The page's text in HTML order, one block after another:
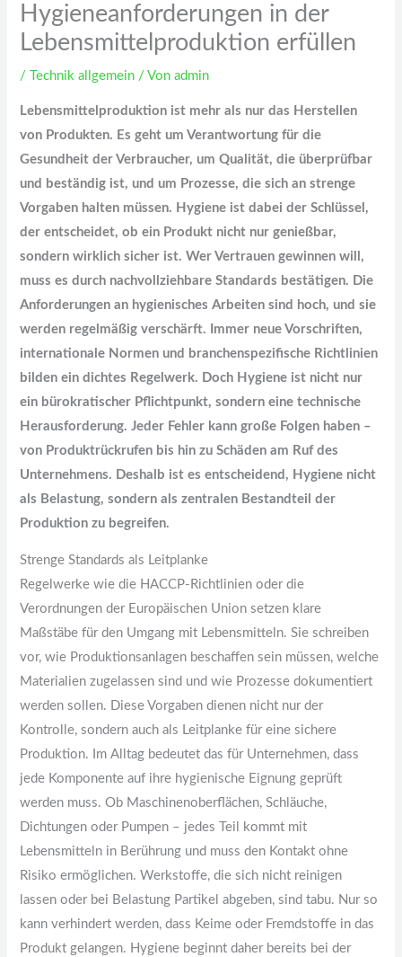
Hygieneanforderungen in der
Lebensmittelproduktion erfüllen
/ Technik allgemein / Vonadmin
Lebensmittelproduktion ist mehr als nur das Herstellen
von Produkten. Es geht um Verantwortung für die
Gesundheit der Verbraucher, um Qualität, die überprüfbar
und beständig ist, und um Prozesse, die sich an strenge
Vorgaben halten müssen. Hygiene ist dabei der Schlüssel,
der entscheidet, ob ein Produkt nicht nur genießbar,
sondern wirklich sicher ist. Wer Vertrauen gewinnen will,
muss es durch nachvollziehbare Standards bestätigen. Die
Anforderungen an hygienisches Arbeiten sind hoch, und sie
werden regelmäßig verschärft. Immer neue Vorschriften,
internationale Normen und branchenspezifische Richtlinien
bilden ein dichtes Regelwerk. Doch Hygiene ist nicht nur
ein bürokratischer Pflichtpunkt, sondern eine technische
Herausforderung. Jeder Fehler kann große Folgen haben –
von Produktrückrufen bis hin zu Schäden am Ruf des
Unternehmens. Deshalb ist es entscheidend, Hygiene nicht
als Belastung, sondern als zentralen Bestandteil der
Produktion zu begreifen.
Strenge Standards als Leitplanke
Regelwerke wie die HACCP-Richtlinien oder die
Verordnungen der Europäischen Union setzen klare
Maßstäbe für den Umgang mit Lebensmitteln. Sie schreiben
vor, wie Produktionsanlagen beschaffen sein müssen, welche
Materialien zugelassen sind und wie Prozesse dokumentiert
werden sollen. Diese Vorgaben dienen nicht nur der
Kontrolle, sondern auch als Leitplanke für eine sichere
Produktion. Im Alltag bedeutet das für Unternehmen, dass
jede Komponente auf ihre hygienische Eignung geprüft
werden muss. Ob Maschinenoberflächen, Schläuche,
Dichtungen oder Pumpen – jedes Teil kommt mit
Lebensmitteln in Berührung und muss den Kontakt ohne
Risiko ermöglichen. Werkstoffe, die sich nicht reinigen
lassen oder bei Belastung Partikel abgeben, sind tabu. Nur so
kann verhindert werden, dass Keime oder Fremdstoffe in das
Produkt gelangen. Hygiene beginnt daher bereits bei der